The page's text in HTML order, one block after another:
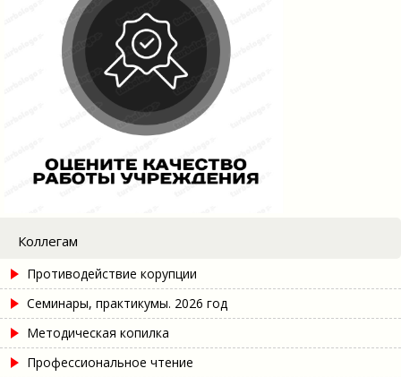
Коллегам
Противодействие корупции
Семинары, практикумы. 2026 год
Методическая копилка
Профессиональное чтение